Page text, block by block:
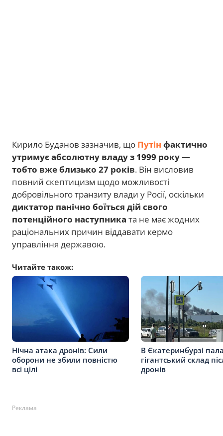
Кирило Буданов зазначив, що Путін фактично
утримує абсолютну владу з 1999 року —
тобто вже близько 27 років. Він висловив
повний скептицизм щодо можливості
добровільного транзиту влади у Росії, оскільки
диктатор панічно боїться дій свого
потенційного наступника та не має жодних
раціональних причин віддавати кермо
управління державою.
Читайте також:
Нічна атака дронів: Сили
оборони не збили повністю
всі цілі
В Єкатеринбурзі
гігантський склад
дронів
Реклама